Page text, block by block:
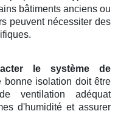
bâtiments anciens ou
peuvent nécessiter des
le système de
bonne isolation doit être
ventilation adéquat
d'humidité et assurer